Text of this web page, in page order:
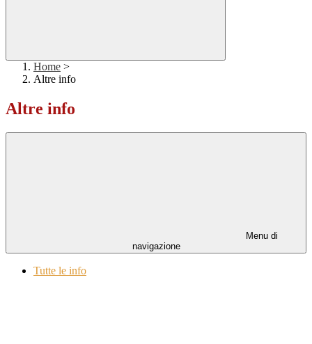
Home >
Altre info
Altre info
Menu di
navigazione
Tutte le info